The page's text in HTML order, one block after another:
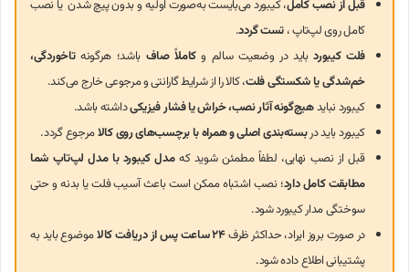
فریم: بدون فریم
سازگاری با دستگاه‌های دیگر
کیبورد لپ‌تاپ اچ‌پی Pavilion 246-G4 (بدون فریم) با مدل‌های زیر نیز سازگار
است:
HP Pavilion 14-ac Series
HP Pavilion 14-af Series
HP Pavilion 14-an Series
قبل از نصب کامل، کیبورد می‌بایست به‌صورت اولیه و بدون پیچ شدن یا نصب
کامل روی لپ‌تاپ ، تست گردد.
فلت کیبوردباید در وضعیت سالم وکاملاً صاف باشد؛ هرگونهتاخوردگی،
خم‌شدگی یا شکستگی فلت، کالا را از شرایط گارانتی و مرجوعی خارج می‌کند.
کیبورد نبایدهیچ‌گونه آثار نصب، خراش یا فشار فیزیکیداشته باشد.
کیبورد باید دربسته‌بندی اصلی و همراه با برچسب‌های روی کالامرجوع گردد.
قبل از نصب نهایی، لطفاً مطمئن شوید کهمدل کیبورد با مدل لپ‌تاپ شما
مطابقت کامل دارد؛ نصب اشتباه ممکن است باعث آسیب فلت یا بدنه و حتی
سوختگی مدار کیبورد شود.
در صورت بروز ایراد، حداکثر ظرف۲۴ ساعت پس از دریافت کالا
موضوع باید به
پشتیبانی اطلاع داده شود.